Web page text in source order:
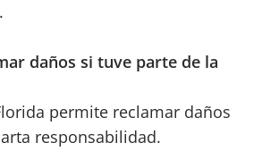
daños si tuve parte de la
permite reclamar daños
responsabilidad.